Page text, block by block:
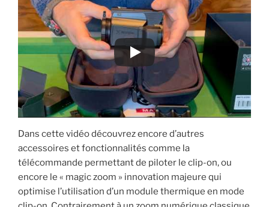
Dans cette vidéo découvrez encore d’autres
accessoires et fonctionnalités comme la
télécommande permettant de piloter le clip-on, ou
encore le « magic zoom » innovation majeure qui
optimise l’utilisation d’un module thermique en mode